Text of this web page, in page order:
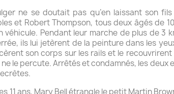
ne se doutait pas qu’en laissant son
et Robert Thompson, tous deux âgés de
véhicule. Pendant leur marche de plus de
ils lui jetèrent de la peinture dans les
son corps sur les rails et le
le percute. Arrêtés et condamnés, les
11 ans, Mary Bell étrangle le petit Martin